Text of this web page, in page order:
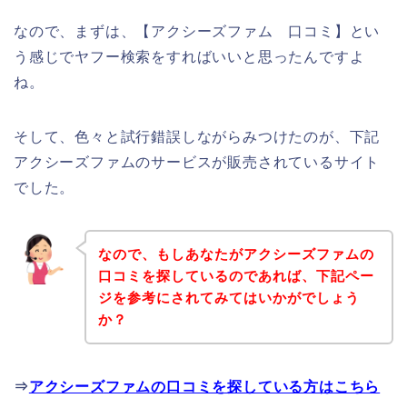
なので、まずは、【アクシーズファム 口コミ】とい
う感じでヤフー検索をすればいいと思ったんですよ
ね。
そして、色々と試行錯誤しながらみつけたのが、下記
アクシーズファムのサービスが販売されているサイト
でした。
なので、もしあなたがアクシーズファムの
口コミを探しているのであれば、下記ペー
ジを参考にされてみてはいかがでしょう
か？
⇒アクシーズファムの口コミを探している方はこちら